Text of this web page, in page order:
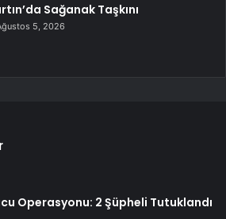
Sağanak Taşkını
5, 2026
Operasyonu: 2 Şüpheli Tutuklandı